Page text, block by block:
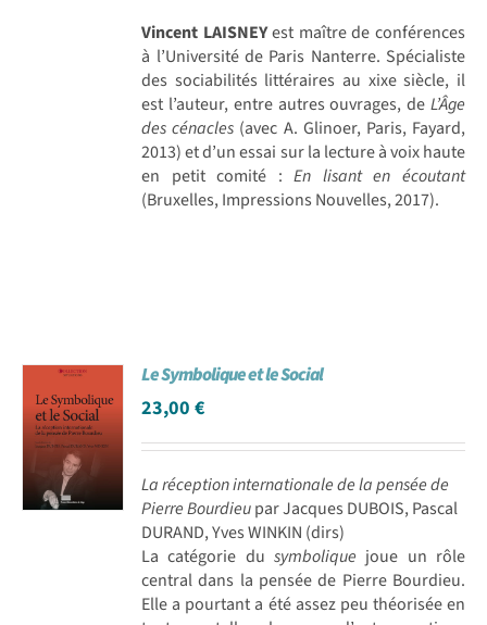
Vincent LAISNEYest maître de conférences
à l’Université de Paris Nanterre. Spécialiste
des sociabilités littéraires au xixe siècle, il
est l’auteur, entre autres ouvrages, de L’Âge
des cénacles (avec A. Glinoer, Paris, Fayard,
2013) et d’un essai sur la lecture à voix haute
en petit comité :En lisant en écoutant
(Bruxelles, Impressions Nouvelles, 2017).
Le Symbolique et le Social
23,00€
La réception internationale de la pensée de
Pierre Bourdieupar Jacques DUBOIS, Pascal
DURAND, Yves WINKIN (dirs)
La catégorie dusymbolique joue un rôle
central dans la pensée de Pierre Bourdieu.
Elle a pourtant a été assez peu théorisée en